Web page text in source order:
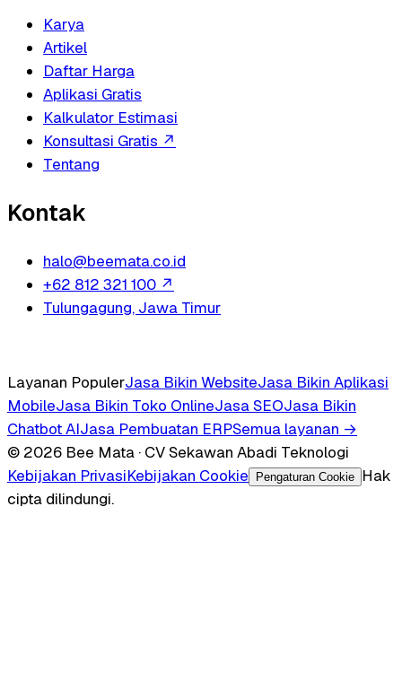
Karya
Artikel
Daftar Harga
Aplikasi Gratis
Kalkulator Estimasi
Konsultasi Gratis ↗
Tentang
Kontak
halo@beemata.co.id
+62 812 321 100 ↗
Tulungagung, Jawa Timur
Layanan PopulerJasa Bikin WebsiteJasa Bikin Aplikasi
MobileJasa Bikin Toko OnlineJasa SEOJasa Bikin
Chatbot AIJasa Pembuatan ERPSemua layanan →
© 2026 Bee Mata · CV Sekawan Abadi Teknologi
Kebijakan PrivasiKebijakan Cookie Pengaturan Cookie
Hak
cipta dilindungi.